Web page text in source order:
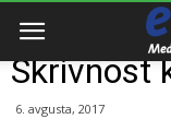
Domov Zanimivosti
Skrivnost
6. avgusta, 2017